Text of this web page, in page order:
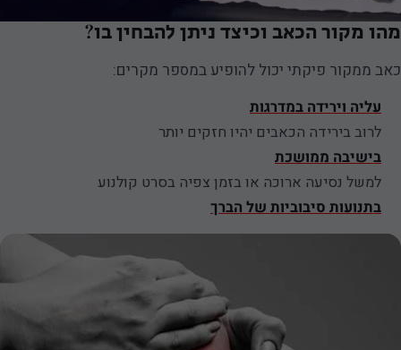
מהו מקור הכאב וכיצד ניתן להבחין בו?
כאב ממקור פיקתי יכול להופיע במספר מקרים:
עליה וירידה במדרגות
לרוב בירידה הכאבים יהיו חזקים יותר
בישיבה ממושכת
למשל נסיעה ארוכה או בזמן צפיה בסרט קולנוע
בתנועות סיבוביות של הברך